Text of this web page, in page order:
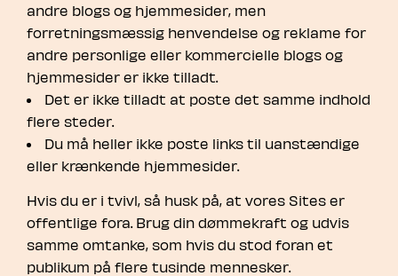
andre blogs og hjemmesider, men
forretningsmæssig henvendelse og reklame for
andre personlige eller kommercielle blogs og
hjemmesider er ikke tilladt.
Det er ikke tilladt at poste det samme indhold
flere steder.
Du må heller ikke poste links til uanstændige
eller krænkende hjemmesider.
Hvis du er i tvivl, så husk på, at vores Sites er
offentlige fora. Brug din dømmekraft og udvis
samme omtanke, som hvis du stod foran et
publikum på flere tusinde mennesker.